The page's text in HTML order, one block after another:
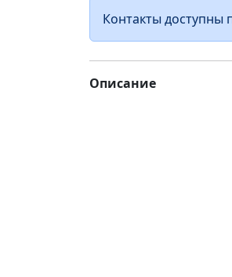
Контакты доступны
Описание